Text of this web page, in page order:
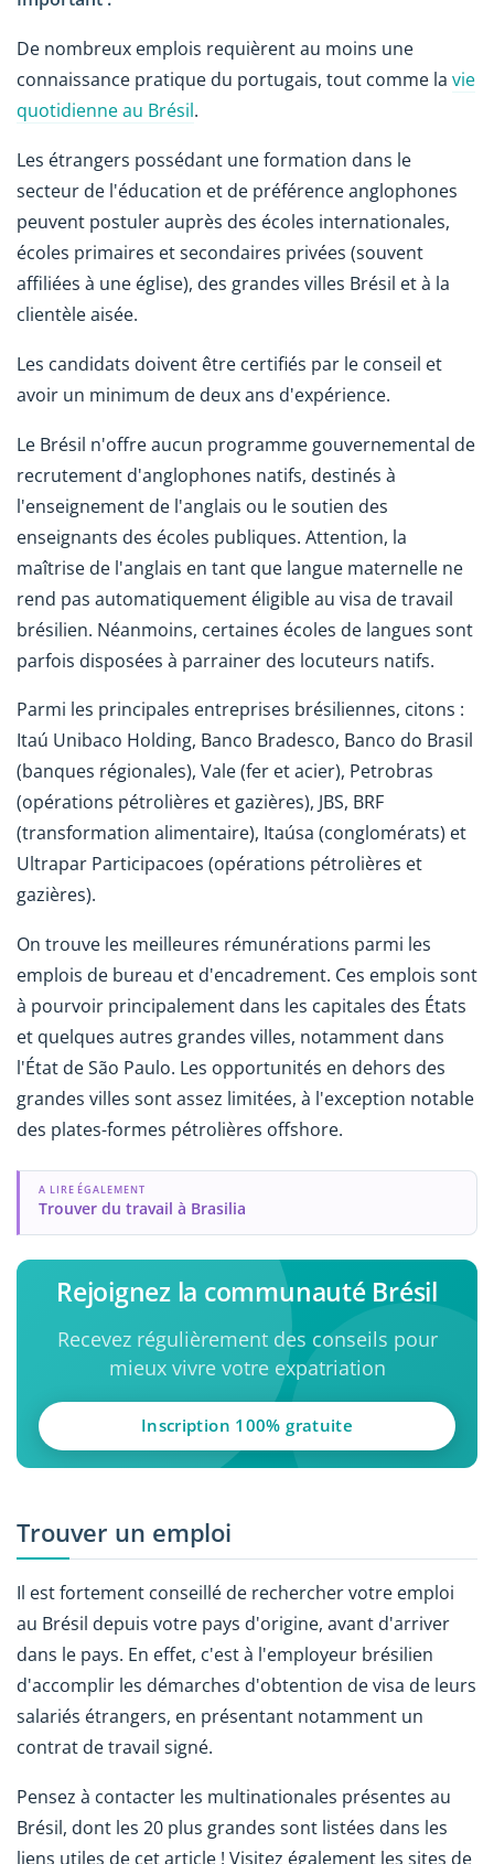
De nombreux emplois requièrent au moins une
connaissance pratique du portugais, tout comme la vie
quotidienne au Brésil.
Les étrangers possédant une formation dans le
secteur de l'éducation et de préférence anglophones
peuvent postuler auprès des écoles internationales,
écoles primaires et secondaires privées (souvent
affiliées à une église), des grandes villes Brésil et à la
clientèle aisée.
Les candidats doivent être certifiés par le conseil et
avoir un minimum de deux ans d'expérience.
Le Brésil n'offre aucun programme gouvernemental de
recrutement d'anglophones natifs, destinés à
l'enseignement de l'anglais ou le soutien des
enseignants des écoles publiques. Attention, la
maîtrise de l'anglais en tant que langue maternelle ne
rend pas automatiquement éligible au visa de travail
brésilien. Néanmoins, certaines écoles de langues sont
parfois disposées à parrainer des locuteurs natifs.
Parmi les principales entreprises brésiliennes, citons :
Itaú Unibaco Holding, Banco Bradesco, Banco do Brasil
(banques régionales), Vale (fer et acier), Petrobras
(opérations pétrolières et gazières), JBS, BRF
(transformation alimentaire), Itaúsa (conglomérats) et
Ultrapar Participacoes (opérations pétrolières et
gazières).
On trouve les meilleures rémunérations parmi les
emplois de bureau et d'encadrement. Ces emplois sont
à pourvoir principalement dans les capitales des États
et quelques autres grandes villes, notamment dans
l'État de São Paulo. Les opportunités en dehors des
grandes villes sont assez limitées, à l'exception notable
des plates-formes pétrolières offshore.
A LIRE ÉGALEMENT
Trouver du travail à Brasilia
Rejoignez la communauté Brésil
Recevez régulièrement des conseils pour
mieux vivre votre expatriation
Inscription 100% gratuite
Trouver un emploi
Il est fortement conseillé de rechercher votre emploi
au Brésil depuis votre pays d'origine, avant d'arriver
dans le pays. En effet, c'est à l'employeur brésilien
d'accomplir les démarches d'obtention de visa de leurs
salariés étrangers, en présentant notamment un
contrat de travail signé.
Pensez à contacter les multinationales présentes au
Brésil, dont les 20 plus grandes sont listées dans les
liens utiles de cet article ! Visitez également les sites de